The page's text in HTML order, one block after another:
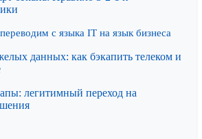
с языка IT на язык бизнеса
данных: как бэкапить телеком и
легитимный переход на